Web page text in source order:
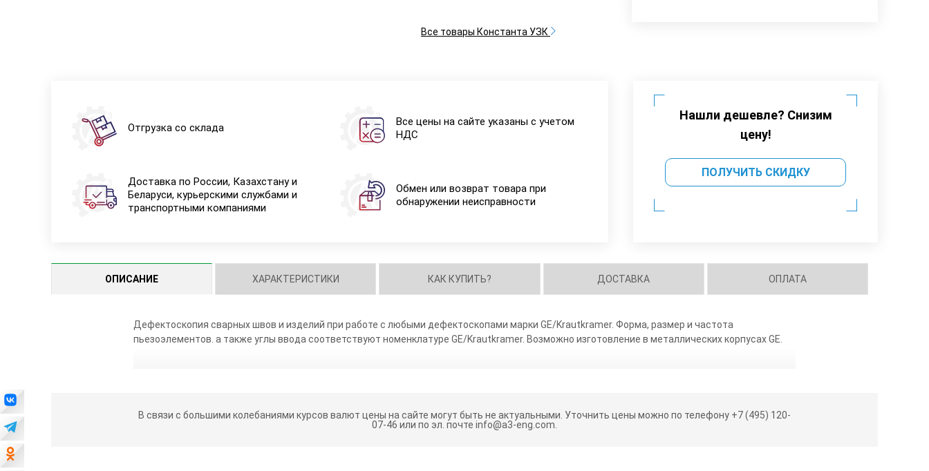
Все товары Константа УЗК
Отгрузка со склада
Все цены на сайте указаны с учетом
НДС
Доставка по России, Казахстану и
Беларуси, курьерскими службами и
транспортными компаниями
Обмен или возврат товара при
обнаружении неисправности
Нашли дешевле? Снизим
цену!
ПОЛУЧИТЬ СКИДКУ
ОПИСАНИЕ ХАРАКТЕРИСТИКИ КАК КУПИТЬ? ДОСТАВКА ОПЛАТА
Дефектоскопия сварных швов и изделий при работе с любыми дефектоскопами марки GE/Krautkramer. Форма, размер и частота
пьезоэлементов. а также углы ввода соответствуют номенклатуре GE/Krautkramer. Возможно изготовление в металлических корпусах GE.
В связи с большими колебаниями курсов валют цены на сайте могут быть не актуальными. Уточнить цены можно по телефону +7 (495) 120-
07-46 или по эл. почте info@a3-eng.com.